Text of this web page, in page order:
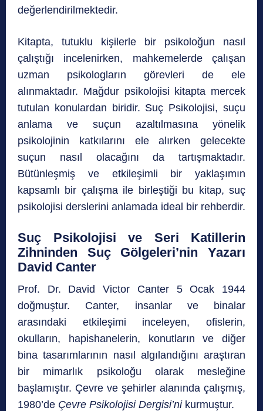
değerlendirilmektedir.
Kitapta, tutuklu kişilerle bir psikoloğun nasıl
çalıştığı incelenirken, mahkemelerde çalışan
uzman psikologların görevleri de ele
alınmaktadır. Mağdur psikolojisi kitapta mercek
tutulan konulardan biridir. Suç Psikolojisi, suçu
anlama ve suçun azaltılmasına yönelik
psikolojinin katkılarını ele alırken gelecekte
suçun nasıl olacağını da tartışmaktadır.
Bütünleşmiş ve etkileşimli bir yaklaşımın
kapsamlı bir çalışma ile birleştiği bu kitap, suç
psikolojisi derslerini anlamada ideal bir rehberdir.
Suç Psikolojisi ve Seri Katillerin
Zihninden Suç Gölgeleri’nin Yazarı
David Canter
Prof. Dr. David Victor Canter 5 Ocak 1944
doğmuştur. Canter, insanlar ve binalar
arasındaki etkileşimi inceleyen, ofislerin,
okulların, hapishanelerin, konutların ve diğer
bina tasarımlarının nasıl algılandığını araştıran
bir mimarlık psikoloğu olarak mesleğine
başlamıştır. Çevre ve şehirler alanında çalışmış,
1980’de Çevre Psikolojisi Dergisi’nikurmuştur.